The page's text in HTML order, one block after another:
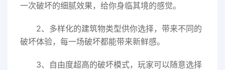
一次破坏的细腻效果，给你身临其境的感觉。
2、多样化的建筑物类型供你选择，带来不同的
破坏体验，每一场破坏都能带来新鲜感。
3、自由度超高的破坏模式，玩家可以随意选择